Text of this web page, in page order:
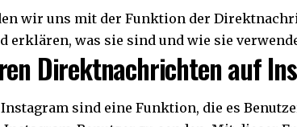
wir uns mit der Funktion der
erklären, was sie sind und wie sie
Direktnachrichten auf
sind eine Funktion, die es